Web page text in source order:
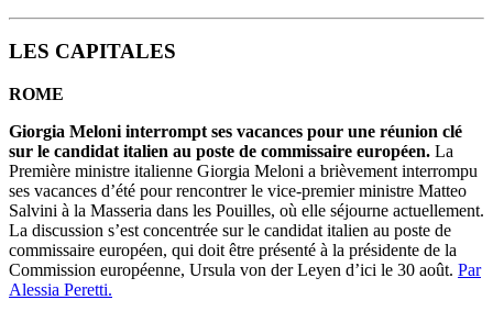
LES CAPITALES
ROME
Giorgia Meloni interrompt ses vacances pour une réunion clé
sur le candidat italien au poste de commissaire européen. La
Première ministre italienne Giorgia Meloni a brièvement interrompu
ses vacances d’été pour rencontrer le vice-premier ministre Matteo
Salvini à la Masseria dans les Pouilles, où elle séjourne actuellement.
La discussion s’est concentrée sur le candidat italien au poste de
commissaire européen, qui doit être présenté à la présidente de la
Commission européenne, Ursula von der Leyen d’ici le 30 août. Par
Alessia Peretti.